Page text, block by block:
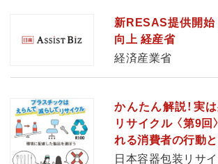
新RESAS提供開始
向上 経産省
経済産業省
かんたん解説！実
リサイクル 〈第9回
れる消費者の行動
日本容器包装リサ